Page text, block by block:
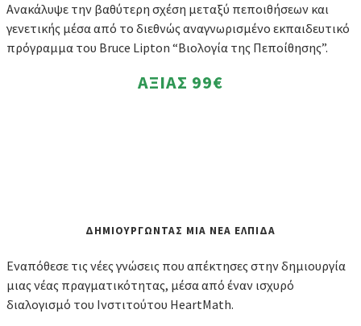
Ανακάλυψε την βαθύτερη σχέση μεταξύ πεποιθήσεων και
γενετικής μέσα από το διεθνώς αναγνωρισμένο εκπαιδευτικό
πρόγραμμα του Bruce Lipton “Βιολογία της Πεποίθησης”.
ΑΞΙΑΣ 99€
ΔΗΜΙΟΥΡΓΩΝΤΑΣ ΜΙΑ ΝΕΑ ΕΛΠΙΔΑ
Εναπόθεσε τις νέες γνώσεις που απέκτησες στην δημιουργία
μιας νέας πραγματικότητας, μέσα από έναν ισχυρό
διαλογισμό του Ινστιτούτου HeartMath.